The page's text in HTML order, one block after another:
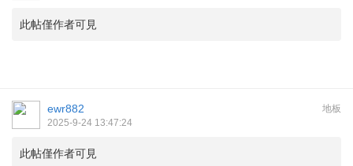
此帖僅作者可見
地板
ewr882
2025-9-24 13:47:24
此帖僅作者可見